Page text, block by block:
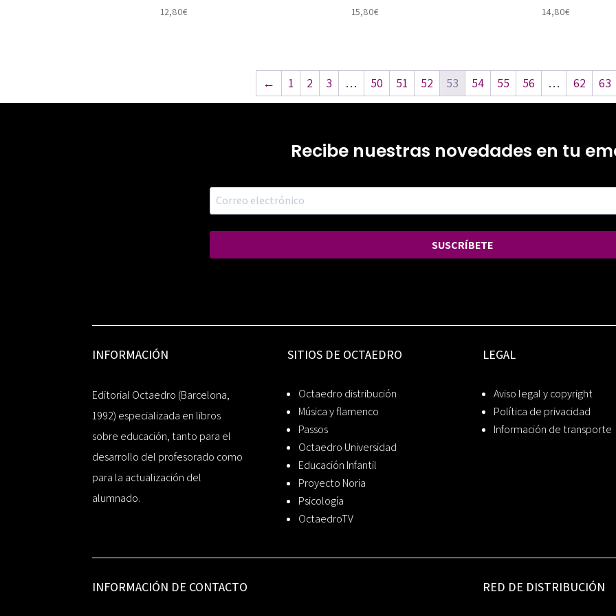
12,80€ 15,80€ 14,80€
← 1 2 3 … 50 51 52 53 54 55 56 … 62 63
Recibe nuestras novedades en tu
SUSCRÍBETE
INFORMACIÓN
Editorial Octaedro (Barcelona,
1992) especializada en libros
sobre educación, tanto para el
desarrollo del profesorado como
para la actualización del
alumnado.
SITIOS DE OCTAEDRO
Octaedro distribución
Música y flamenco
Passos
Octaedro Universidad
Educación Infantil
Proyecto Noria
Psicología
OctaedroTV
LEGAL
Aviso legal y copyright
Política de privacidad
Información de transporte
INFORMACIÓN DE CONTACTO RED DE DISTRIBUCIÓN